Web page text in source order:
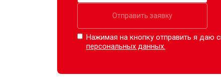
Отправить заявку
Нажимая на кнопку отправить я даю
персональных данных.